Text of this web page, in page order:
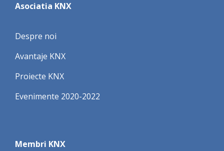
Asociatia KNX
Despre noi
Avantaje KNX
Proiecte KNX
Evenimente 2020-2022
Membri KNX